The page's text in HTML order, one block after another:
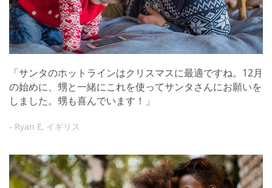
「サンタのホットラインはクリスマスに最適ですね。12月
の始めに、甥と一緒にこれを使ってサンタさんにお願いを
しました。甥も喜んでいます！」
- Ryan E, イギリス